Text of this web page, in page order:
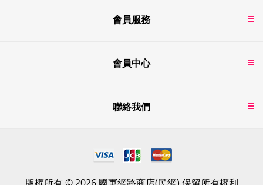
會員服務
會員中心
聯絡我們